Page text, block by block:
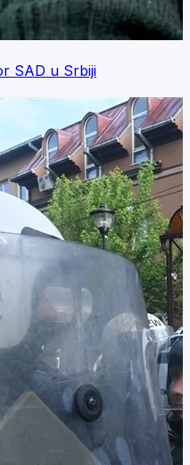
SAD u Srbiji